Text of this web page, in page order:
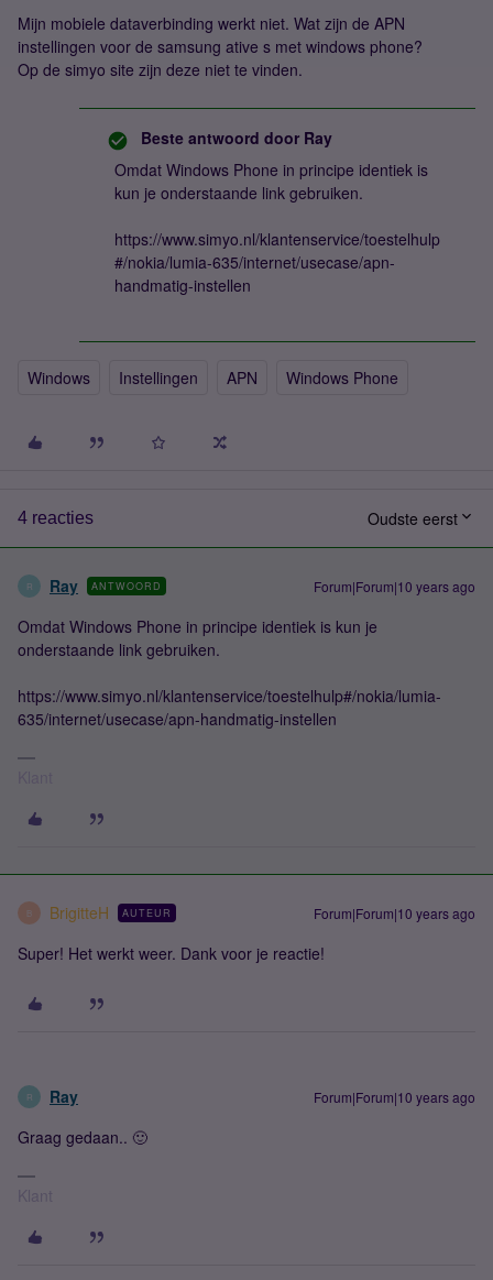
Mijn mobiele dataverbinding werkt niet. Wat zijn de APN
instellingen voor de samsung ative s met windows phone?
Op de simyo site zijn deze niet te vinden.
Beste antwoord door Ray
Omdat Windows Phone in principe identiek is
kun je onderstaande link gebruiken.
https://www.simyo.nl/klantenservice/toestelhulp
#/nokia/lumia-635/internet/usecase/apn-
handmatig-instellen
Windows Instellingen APN Windows Phone
4 reacties Oudste eerst
R Ray ANTWOORD Forum|Forum|10 years ago
Omdat Windows Phone in principe identiek is kun je
onderstaande link gebruiken.
https://www.simyo.nl/klantenservice/toestelhulp#/nokia/lumia-
635/internet/usecase/apn-handmatig-instellen
B BrigitteH AUTEUR Forum|Forum|10 years ago
Super! Het werkt weer. Dank voor je reactie!
R Ray Forum|Forum|10 years ago
Graag gedaan.. 🙂
Klant